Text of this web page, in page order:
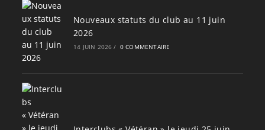
Nouveaux statuts du club au 11 juin
2026
14 JUIN 2026 / 0 COMMENTAIRE